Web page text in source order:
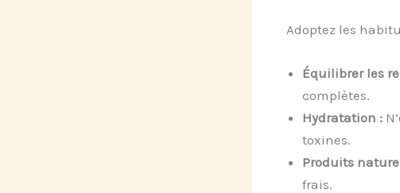
Adoptez les
Équilibrer les
complètes.
Hydratation :
toxines.
Produits
frais.